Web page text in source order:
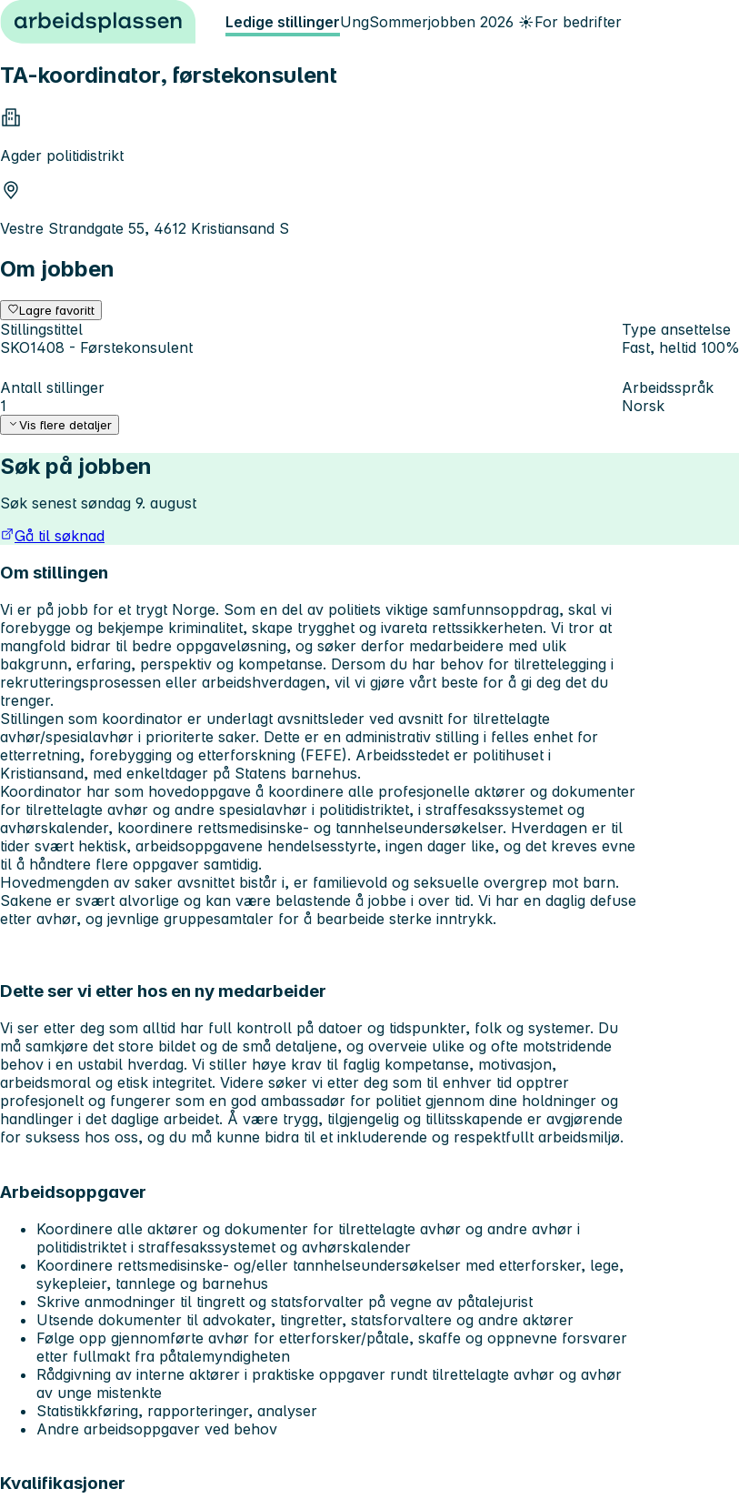
Hopp til innhold Ledige stillingerUngSommerjobben 2026 ☀️For bedrifter
TA-koordinator, førstekonsulent
Agder politidistrikt
Vestre Strandgate 55, 4612 Kristiansand S
Om jobben
Lagre favoritt
Stillingstittel
SKO1408 - Førstekonsulent
Type ansettelse
Fast, heltid 100%
Antall stillinger
1
Arbeidsspråk
Norsk
Vis flere detaljer
Søk på jobben
Søk senest søndag 9. august
Gå til søknad
Om stillingen
Vi er på jobb for et trygt Norge. Som en del av politiets viktige samfunnsoppdrag, skal vi
forebygge og bekjempe kriminalitet, skape trygghet og ivareta rettssikkerheten. Vi tror at
mangfold bidrar til bedre oppgaveløsning, og søker derfor medarbeidere med ulik
bakgrunn, erfaring, perspektiv og kompetanse. Dersom du har behov for tilrettelegging i
rekrutteringsprosessen eller arbeidshverdagen, vil vi gjøre vårt beste for å gi deg det du
trenger.
Stillingen som koordinator er underlagt avsnittsleder ved avsnitt for tilrettelagte
avhør/spesialavhør i prioriterte saker. Dette er en administrativ stilling i felles enhet for
etterretning, forebygging og etterforskning (FEFE). Arbeidsstedet er politihuset i
Kristiansand, med enkeltdager på Statens barnehus.
Koordinator har som hovedoppgave å koordinere alle profesjonelle aktører og dokumenter
for tilrettelagte avhør og andre spesialavhør i politidistriktet, i straffesakssystemet og
avhørskalender, koordinere rettsmedisinske- og tannhelseundersøkelser. Hverdagen er til
tider svært hektisk, arbeidsoppgavene hendelsesstyrte, ingen dager like, og det kreves evne
til å håndtere flere oppgaver samtidig.
Hovedmengden av saker avsnittet bistår i, er familievold og seksuelle overgrep mot barn.
Sakene er svært alvorlige og kan være belastende å jobbe i over tid. Vi har en daglig defuse
etter avhør, og jevnlige gruppesamtaler for å bearbeide sterke inntrykk.
Dette ser vi etter hos en ny medarbeider
Vi ser etter deg som alltid har full kontroll på datoer og tidspunkter, folk og systemer. Du
må samkjøre det store bildet og de små detaljene, og overveie ulike og ofte motstridende
behov i en ustabil hverdag. Vi stiller høye krav til faglig kompetanse, motivasjon,
arbeidsmoral og etisk integritet. Videre søker vi etter deg som til enhver tid opptrer
profesjonelt og fungerer som en god ambassadør for politiet gjennom dine holdninger og
handlinger i det daglige arbeidet. Å være trygg, tilgjengelig og tillitsskapende er avgjørende
for suksess hos oss, og du må kunne bidra til et inkluderende og respektfullt arbeidsmiljø.
Arbeidsoppgaver
Koordinere alle aktører og dokumenter for tilrettelagte avhør og andre avhør i
politidistriktet i straffesakssystemet og avhørskalender
Koordinere rettsmedisinske- og/eller tannhelseundersøkelser med etterforsker, lege,
sykepleier, tannlege og barnehus
Skrive anmodninger til tingrett og statsforvalter på vegne av påtalejurist
Utsende dokumenter til advokater, tingretter, statsforvaltere og andre aktører
Følge opp gjennomførte avhør for etterforsker/påtale, skaffe og oppnevne forsvarer
etter fullmakt fra påtalemyndigheten
Rådgivning av interne aktører i praktiske oppgaver rundt tilrettelagte avhør og avhør
av unge mistenkte
Statistikkføring, rapporteringer, analyser
Andre arbeidsoppgaver ved behov
Kvalifikasjoner